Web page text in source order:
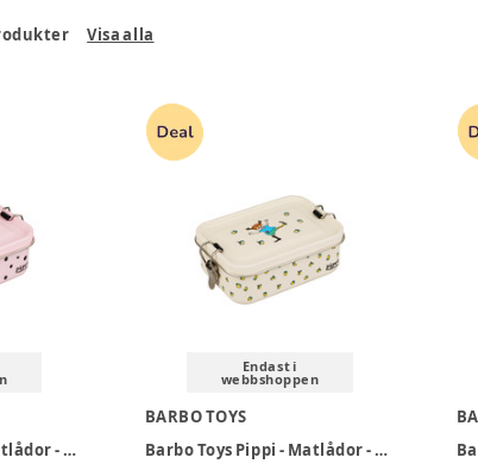
Visa alla
Barbo Toys Pippi - Matlådor - Pink
Endast i
webbshoppen
BARBO TOYS
Barbo Toys Pippi - Matlådor - Cream